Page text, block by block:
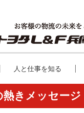
人と仕事を知る
熱きメッセージ